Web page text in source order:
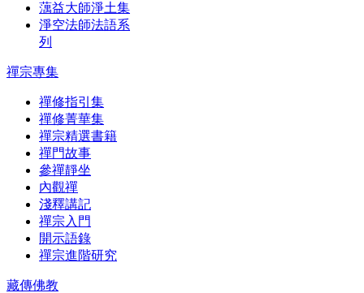
蕅益大師淨土集
淨空法師法語系
列
禪宗專集
禪修指引集
禪修菁華集
禪宗精選書籍
禪門故事
參禪靜坐
內觀禪
淺釋講記
禪宗入門
開示語錄
禪宗進階研究
藏傳佛教